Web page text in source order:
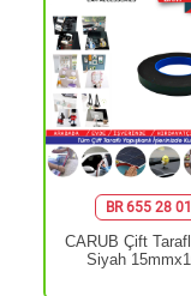
BR 655 28 01
CARUB Çift
Siyah